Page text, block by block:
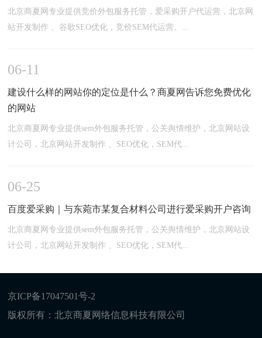
北京商夏网专业提供竞价外包服务托管，爱采购开户代运营，北京网
站开发制作 、谷歌SEO优化，竞价SEM代运营、...
06-11
建设什么样的网站你的定位是什么？商夏网告诉您免费优化
的网站
北京商夏网专业提供sem外包服务托管，公关舆情维护，北京网站设
计公司，北京网站开发制作 、SEO优化，SEM代...
06-25
百度爱采购｜与东菀市某复合材料公司进行爱采购开户咨询
北京商夏网专业提供sem外包服务托管，公关舆情维护，北京网站设
计公司，北京网站开发制作 、SEO优化，SEM代...
京ICP备17047501号-2
版权所有：北京商夏网络信息科技有限公司